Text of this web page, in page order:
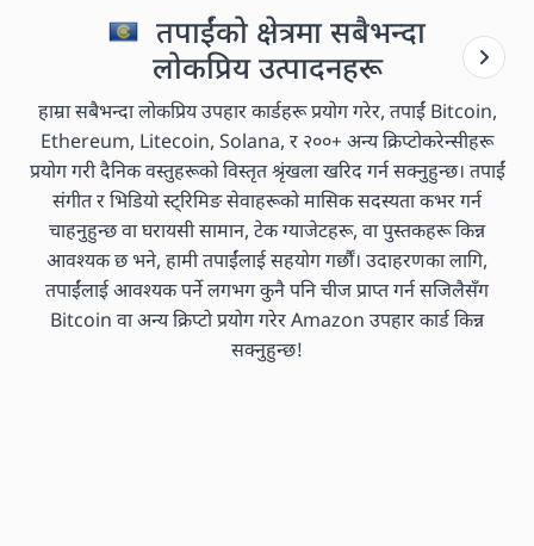
तपाईंको क्षेत्रमा सबैभन्दा
लोकप्रिय उत्पादनहरू
हाम्रा सबैभन्दा लोकप्रिय उपहार कार्डहरू प्रयोग गरेर, तपाईं Bitcoin,
Ethereum, Litecoin, Solana, र २००+ अन्य क्रिप्टोकरेन्सीहरू
प्रयोग गरी दैनिक वस्तुहरूको विस्तृत श्रृंखला खरिद गर्न सक्नुहुन्छ। तपाईं
संगीत र भिडियो स्ट्रिमिङ सेवाहरूको मासिक सदस्यता कभर गर्न
चाहनुहुन्छ वा घरायसी सामान, टेक ग्याजेटहरू, वा पुस्तकहरू किन्न
आवश्यक छ भने, हामी तपाईंलाई सहयोग गर्छौं। उदाहरणका लागि,
तपाईंलाई आवश्यक पर्ने लगभग कुनै पनि चीज प्राप्त गर्न सजिलैसँग
Bitcoin वा अन्य क्रिप्टो प्रयोग गरेर Amazon उपहार कार्ड किन्न
सक्नुहुन्छ!